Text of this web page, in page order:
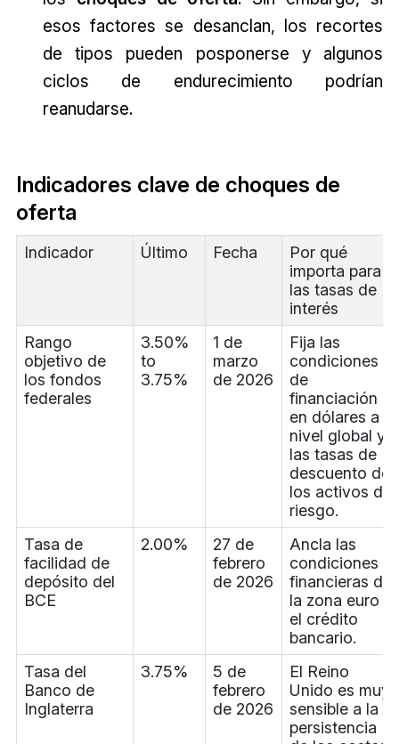
esos factores se desanclan, los recortes
de tipos pueden posponerse y algunos
ciclos de endurecimiento podrían
reanudarse.
Indicadores clave de choques de
oferta
Indicador Último Fecha
Por qué
importa para
las tasas de
interés
Rango
objetivo de
los fondos
federales
3.50%
to
3.75%
1 de
marzo
de 2026
Fija las
condiciones
de
financiación
en dólares a
nivel global y
las tasas de
descuento de
los activos de
riesgo.
Tasa de
facilidad de
depósito del
BCE
2.00%
27 de
febrero
de 2026
Ancla las
condiciones
financieras de
la zona euro y
el crédito
bancario.
Tasa del
Banco de
Inglaterra
3.75%
5 de
febrero
de 2026
El Reino
Unido es muy
sensible a la
persistencia